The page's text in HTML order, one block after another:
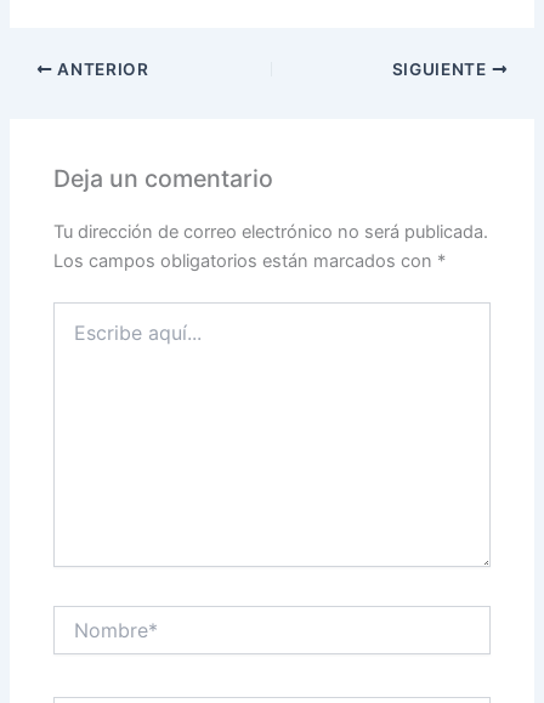
ANTERIOR SIGUIENTE
Deja un comentario
Tu dirección de correo electrónico no será publicada.
Los campos obligatorios están marcados con *
aquí...